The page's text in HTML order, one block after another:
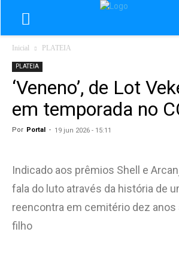
Inicial PLATEIA
PLATEIA
‘Veneno’, de Lot
em temporada no
Por Portal - 19 jun 2026 - 15:11
Indicado aos prêmios Shell e
fala do luto através da história de
reencontra em cemitério dez
filho